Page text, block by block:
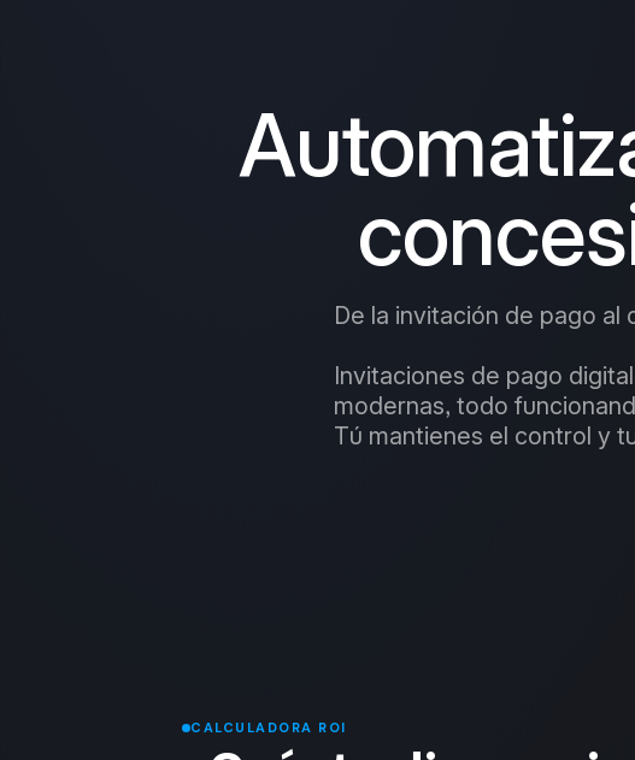
De la invitación de pago
Invitaciones de pago
modernas, todo
Tú mantienes el control y
CALCULADORA ROI